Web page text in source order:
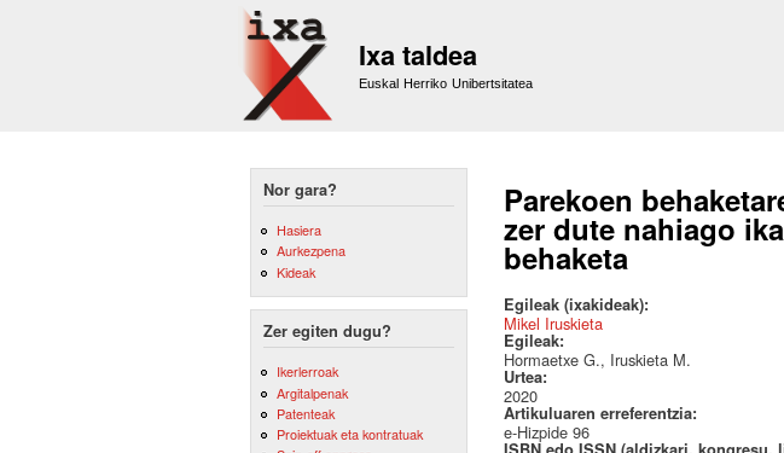
Ixa taldea
Euskal Herriko Unibertsitatea
Nor gara?
Hasiera
Aurkezpena
Kideak
Zer egiten dugu?
Ikerlerroak
Argitalpenak
Patenteak
Proiektuak eta kontratuak
Parekoen
zer dute nahiago
behaketa
Egileak (ixakideak):
Mikel Iruskieta
Egileak:
Hormaetxe G., Iruskieta M.
Urtea:
2020
Artikuluaren erreferentzia:
e-Hizpide 96